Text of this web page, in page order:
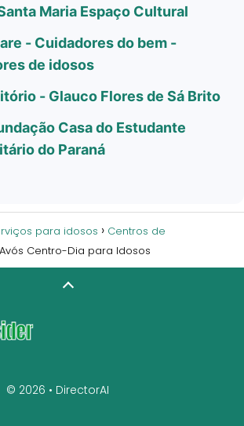
Maria Espaço Cultural
- Cuidadores do bem -
de idosos
- Glauco Flores de Sá Brito
Casa do Estudante
do Paraná
para idosos
Centros de
Centro-Dia para Idosos
© 2026 • DirectorAI